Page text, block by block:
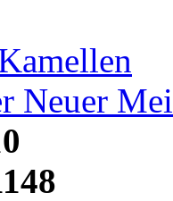
Neuer